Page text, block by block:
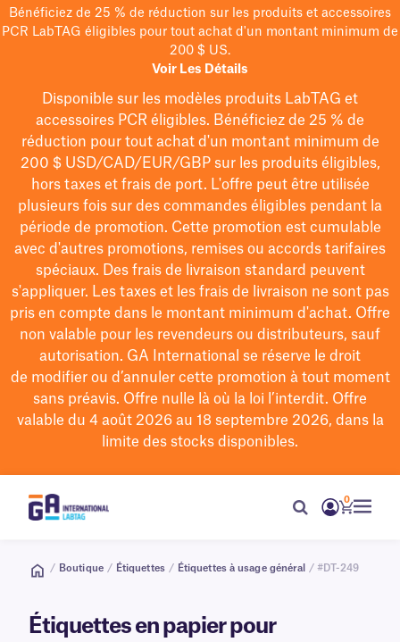
Bénéficiez de 25 % de réduction sur les produits et accessoires
PCR LabTAG éligibles pour tout achat d'un montant minimum de
200 $ US.
Voir Les Détails
Disponible sur les modèles produits LabTAG et
accessoires PCR éligibles. Bénéficiez de 25 % de
réduction pour tout achat d'un montant minimum de
200 $USD/CAD/EUR/GBPsur les produits éligibles,
hors taxes et frais de port. L'offre peut être utilisée
plusieurs fois sur des commandes éligibles pendant la
période de promotion. Cette promotion est cumulable
avec d'autres promotions, remises ou accords tarifaires
spéciaux. Des frais de livraison standard peuvent
s'appliquer. Les taxes et les frais de livraison ne sont pas
pris en compte dans le montant minimum d'achat. Offre
non valable pour les revendeurs ou distributeurs, sauf
autorisation. GA International se réserve le droit
de modifierou d’annuler cette promotion à tout moment
sans préavis. Offre nulle là où la loi l’interdit. Offre
valable du 4 août 2026 au 18 septembre 2026, dans la
limite des stocks disponibles.
0
/ Boutique / Étiquettes / Étiquettes à usage général / #DT-249
Étiquettes en papier pour